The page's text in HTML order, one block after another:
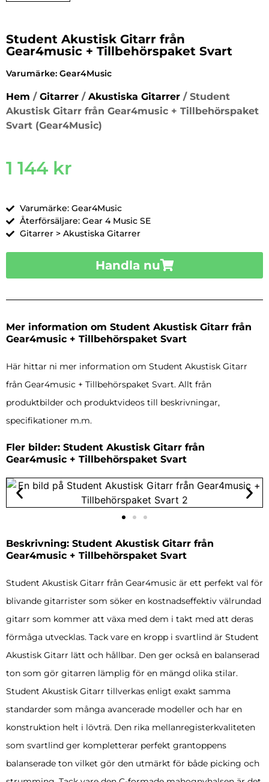
Student Akustisk Gitarr från
Gear4music + Tillbehörspaket Svart
Varumärke: Gear4Music
Hem / Gitarrer / Akustiska Gitarrer / Student
Akustisk Gitarr från Gear4music + Tillbehörspaket
Svart (Gear4Music)
1 144 kr
Varumärke: Gear4Music
Återförsäljare: Gear 4 Music SE
Gitarrer > Akustiska Gitarrer
Handla nu
Mer information om Student Akustisk Gitarr från
Gear4music + Tillbehörspaket Svart
Här hittar ni mer information om Student Akustisk Gitarr
från Gear4music + Tillbehörspaket Svart. Allt från
produktbilder och produktvideos till beskrivningar,
specifikationer m.m.
Fler bilder: Student Akustisk Gitarr från
Gear4music + Tillbehörspaket Svart
Beskrivning: Student Akustisk Gitarr från
Gear4music + Tillbehörspaket Svart
Student Akustisk Gitarr från Gear4music är ett perfekt val för
blivande gitarrister som söker en kostnadseffektiv välrundad
gitarr som kommer att växa med dem i takt med att deras
förmåga utvecklas. Tack vare en kropp i svartlind är Student
Akustisk Gitarr lätt och hållbar. Den ger också en balanserad
ton som gör gitarren lämplig för en mängd olika stilar.
Student Akustisk Gitarr tillverkas enligt exakt samma
standarder som många avancerade modeller och har en
konstruktion helt i lövträ. Den rika mellanregisterkvaliteten
som svartlind ger kompletterar perfekt grantoppens
balanserade ton vilket gör den utmärkt för både picking och